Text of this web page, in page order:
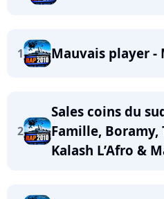
1 Mauvais player -
2
Sales coins du
Famille, Boramy,
Kalash L’Afro &